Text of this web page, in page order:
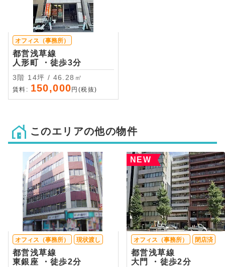
オフィス（事務所）
都営浅草線
人形町 ・徒歩3分
3階 14坪 / 46.28㎡
賃料: 150,000 円(税抜)
このエリアの他の物件
オフィス（事務所） 現状渡し
都営浅草線
東銀座 ・徒歩2分
NEW
オフィス（事務所） 閉店済
都営浅草線
大門 ・徒歩2分